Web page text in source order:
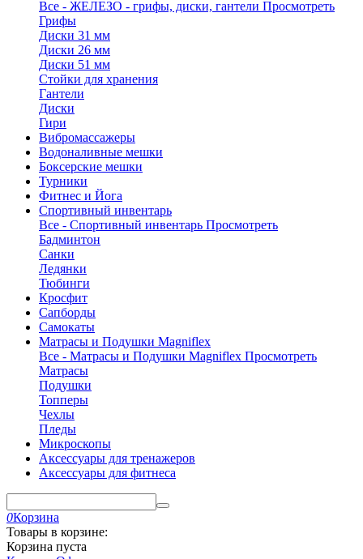
Все - ЖЕЛЕЗО - грифы, диски, гантели Просмотреть
Грифы
Диски 31 мм
Диски 26 мм
Диски 51 мм
Стойки для хранения
Гантели
Диски
Гири
Вибромассажеры
Водоналивные мешки
Боксерские мешки
Турники
Фитнес и Йога
Спортивный инвентарь
Все - Спортивный инвентарь Просмотреть
Бадминтон
Санки
Ледянки
Тюбинги
Кросфит
Сапборды
Самокаты
Матрасы и Подушки Magniflex
Все - Матрасы и Подушки Magniflex Просмотреть
Матрасы
Подушки
Топперы
Чехлы
Пледы
Микроскопы
Аксессуары для тренажеров
Аксессуары для фитнеса
0Корзина
Товары в корзине:
Корзина пуста